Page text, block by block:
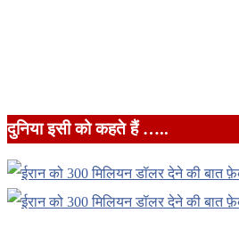
दुनिया इसी को कहते हैं …..